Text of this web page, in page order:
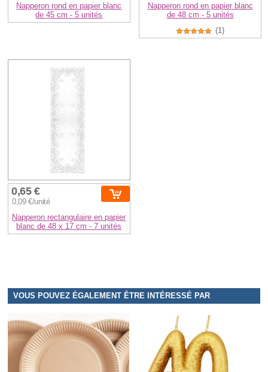
Napperon rond en papier blanc
de 45 cm - 5 unités
Napperon rond en papier blanc
de 48 cm - 5 unités
(1)
0,65 €
0,09 €/unité
Napperon rectangulaire en papier
blanc de 48 x 17 cm - 7 unités
VOUS POUVEZ ÉGALEMENT ÊTRE INTÉRESSÉ PAR